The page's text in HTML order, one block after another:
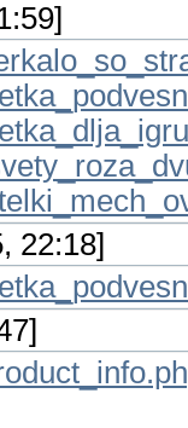
22:18]